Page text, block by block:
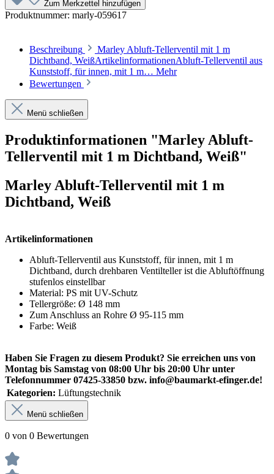
Zum Merkzettel hinzufügen
Produktnummer: marly-059617
Beschreibung
Marley Abluft-Tellerventil mit 1 m
Dichtband, WeißArtikelinformationenAbluft-Tellerventil aus
Kunststoff, für innen, mit 1 m… Mehr
Bewertungen
Menü schließen
Produktinformationen "Marley Abluft-
Tellerventil mit 1 m Dichtband, Weiß"
Marley Abluft-Tellerventil mit 1 m
Dichtband, Weiß
Artikelinformationen
Abluft-Tellerventil aus Kunststoff, für innen, mit 1 m
Dichtband, durch drehbaren Ventilteller ist die Abluftöffnung
stufenlos einstellbar
Material: PS mit UV-Schutz
Tellergröße: Ø 148 mm
Zum Anschluss an Rohre Ø 95-115 mm
Farbe: Weiß
Haben Sie Fragen zu diesem Produkt? Sie erreichen uns von
Montag bis Samstag von 08:00 Uhr bis 20:00 Uhr unter
Telefonnummer 07425-33850 bzw. info@baumarkt-efinger.de!
Kategorien: Lüftungstechnik
Menü schließen
0 von 0 Bewertungen